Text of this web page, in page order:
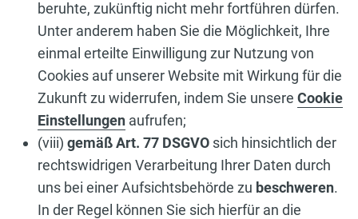
beruhte, zukünftig nicht mehr fortführen dürfen.
Unter anderem haben Sie die Möglichkeit, Ihre
einmal erteilte Einwilligung zur Nutzung von
Cookies auf unserer Website mit Wirkung für die
Zukunft zu widerrufen, indem Sie unsere Cookie
Einstellungen aufrufen;
(viii) gemäß Art. 77 DSGVO sich hinsichtlich der
rechtswidrigen Verarbeitung Ihrer Daten durch
uns bei einer Aufsichtsbehörde zu beschweren.
In der Regel können Sie sich hierfür an die